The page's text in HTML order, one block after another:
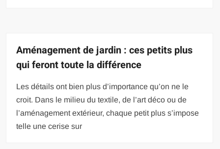
Aménagement de jardin : ces petits plus
qui feront toute la différence
Les détails ont bien plus d’importance qu’on ne le
croit. Dans le milieu du textile, de l’art déco ou de
l’aménagement extérieur, chaque petit plus s’impose
telle une cerise sur